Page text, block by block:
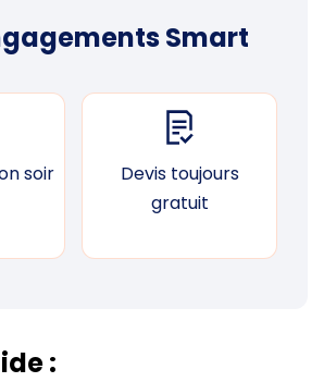
Smart
soir
Devis toujours
gratuit
: